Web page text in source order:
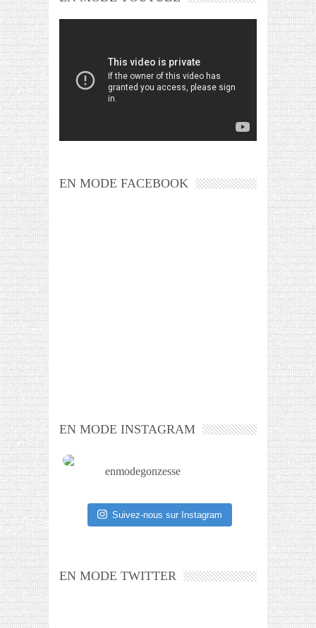
EN MODE FACEBOOK
EN MODE INSTAGRAM
enmodegonzesse
Suivez-nous sur Instagram
EN MODE TWITTER